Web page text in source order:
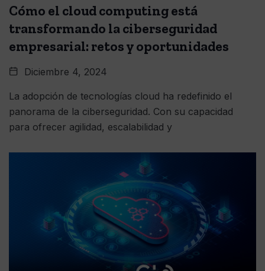
Cómo el cloud computing está
transformando la ciberseguridad
empresarial: retos y oportunidades
Diciembre 4, 2024
La adopción de tecnologías cloud ha redefinido el
panorama de la ciberseguridad. Con su capacidad
para ofrecer agilidad, escalabilidad y